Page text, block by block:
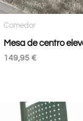
Comedor
Mesa de centro
149,95 €